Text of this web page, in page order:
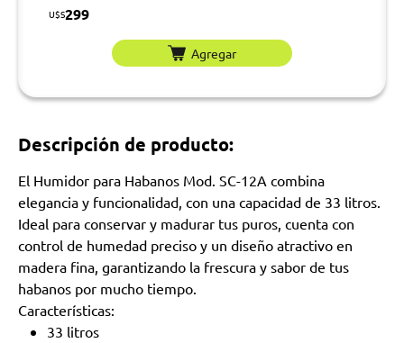
U$S299
Agregar
Descripción de producto:
El Humidor para Habanos Mod. SC-12A combina
elegancia y funcionalidad, con una capacidad de 33 litros.
Ideal para conservar y madurar tus puros, cuenta con
control de humedad preciso y un diseño atractivo en
madera fina, garantizando la frescura y sabor de tus
habanos por mucho tiempo.
Características:
33 litros